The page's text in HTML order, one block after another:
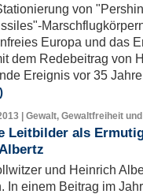
von
Europa und das
dem Redebeitrag von
Ereignis vor 35
| Gewalt, Gewaltfreiheit
Leitbilder als
und Heinrich
In einem Beitrag im